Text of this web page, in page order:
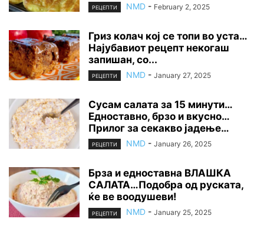
РЕЦЕПТИ NMD - February 2, 2025
Гриз колач кој се топи во уста…
Најубавиот рецепт некогаш
запишан, со...
РЕЦЕПТИ NMD - January 27, 2025
Сусам салата за 15 минути…
Едноставно, брзо и вкусно…
Прилог за секакво јадење…
РЕЦЕПТИ NMD - January 26, 2025
Брза и едноставна ВЛАШКА
САЛАТА…Подобра од руската,
ќе ве воодушеви!
РЕЦЕПТИ NMD - January 25, 2025